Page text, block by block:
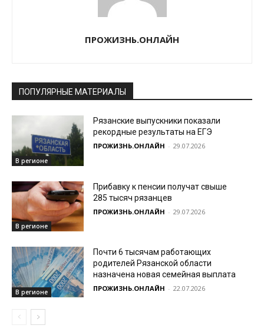
ПРОЖИЗНЬ.ОНЛАЙН
ПОПУЛЯРНЫЕ МАТЕРИАЛЫ
В регионе
Рязанские выпускники показали
рекордные результаты на ЕГЭ
ПРОЖИЗНЬ.ОНЛАЙН - 29.07.2026
В регионе
Прибавку к пенсии получат свыше
285 тысяч рязанцев
ПРОЖИЗНЬ.ОНЛАЙН - 29.07.2026
В регионе
Почти 6 тысячам работающих
родителей Рязанской области
назначена новая семейная выплата
ПРОЖИЗНЬ.ОНЛАЙН - 22.07.2026